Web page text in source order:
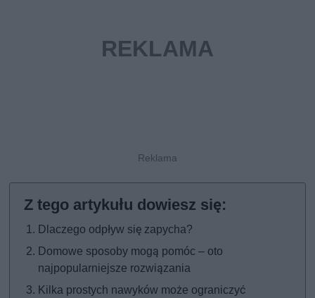
Dlaczego odpływ się zapycha?
Domowe sposoby mogą pomóc – oto
najpopularniejsze rozwiązania
Kilka prostych nawyków może ograniczyć